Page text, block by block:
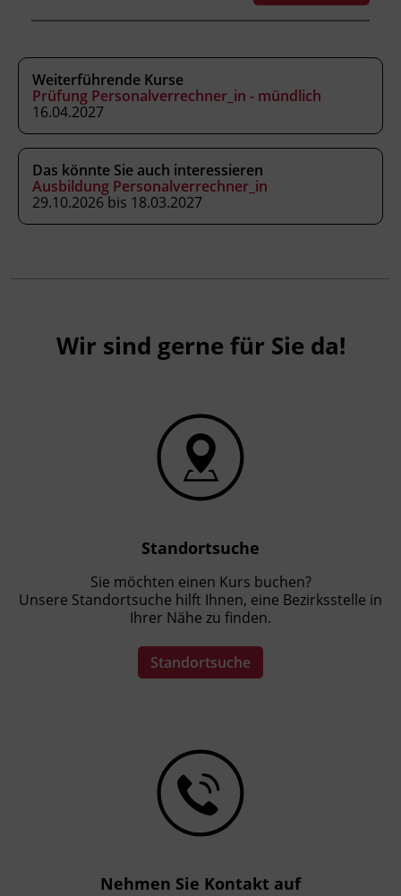
Kursformat
Präsenzunterricht
Fachtrainer_in
Weiterführende Kurse
Prüfung Personalverrechner_in - mündlich
16.04.2027
Das könnte Sie auch interessieren
Ausbildung Personalverrechner_in
29.10.2026 bis 18.03.2027
Wir sind gerne für Sie da!
Standortsuche
Sie möchten einen Kurs buchen?
Unsere Standortsuche hilft Ihnen, eine Bezirksstelle in
Ihrer Nähe zu finden.
Standortsuche
Nehmen Sie Kontakt auf